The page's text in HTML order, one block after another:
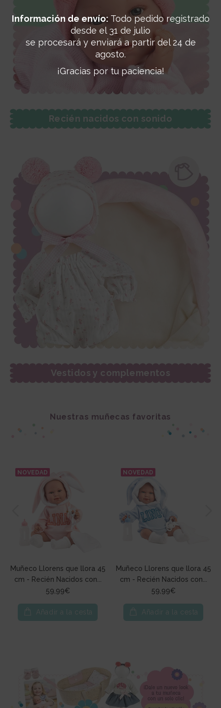
Recién nacidos con sonido
Vestidos y complementos
Nuestras muñecas favoritas
NOVEDAD
Muñeco Llorens que llora 45
cm - Recién Nacidos con...
59,99€
Añadir a la cesta
NOVEDAD
Muñeco Llorens que llora 45
cm - Recién Nacidos con...
59,99€
Añadir a la cesta
Información de envío: Todo pedido registrado
desde el 31 de julio
se procesará y enviará a partir del 24 de
agosto.
¡Gracias por tu paciencia!